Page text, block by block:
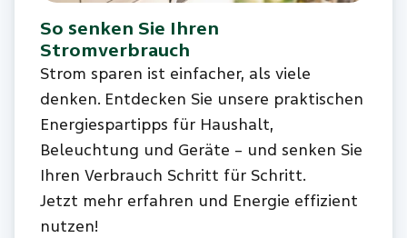
So senken Sie Ihren
Stromverbrauch
Strom sparen ist einfacher, als viele
denken. Entdecken Sie unsere praktischen
Energiespartipps für Haushalt,
Beleuchtung und Geräte – und senken Sie
Ihren Verbrauch Schritt für Schritt.
Jetzt mehr erfahren und Energie effizient
nutzen!